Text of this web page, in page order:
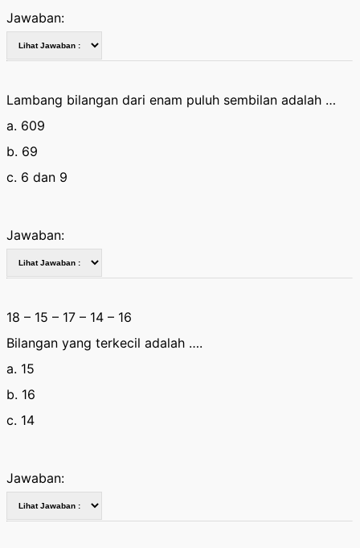
Jawaban:
Lambang bilangan dari enam puluh sembilan adalah …
a. 609
b. 69
c. 6 dan 9
Jawaban:
18 – 15 – 17 – 14 – 16
Bilangan yang terkecil adalah ….
a. 15
b. 16
c. 14
Jawaban: